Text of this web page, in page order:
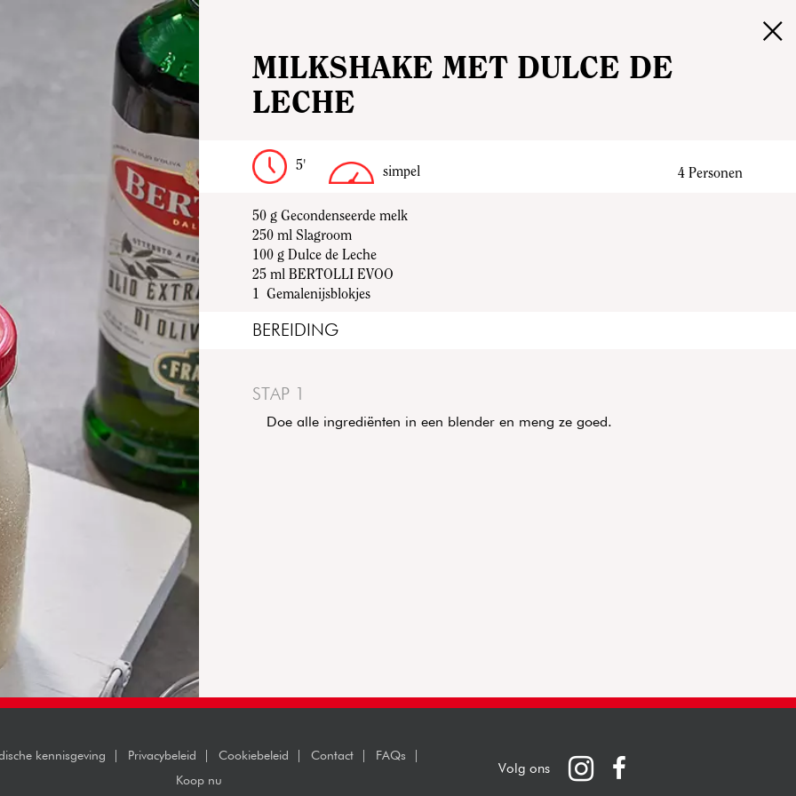
×
MILKSHAKE MET DULCE DE
LECHE
5' simpel 4 Personen
50 g Gecondenseerde melk
250 ml Slagroom
100 g Dulce de Leche
25 ml BERTOLLI EVOO
1 Gemalenijsblokjes
BEREIDING
STAP 1
Doe alle ingrediënten in een blender en meng ze goed.
kennisgeving Privacybeleid Cookiebeleid Contact
FAQs
Koop nu
Volg ons
InstagramFacebook